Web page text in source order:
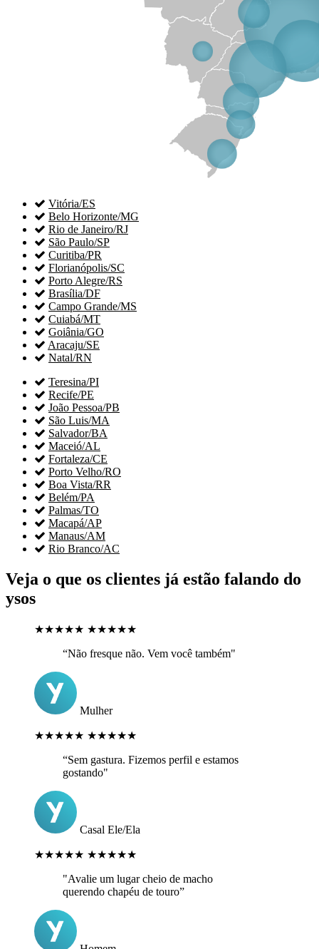
 Vitória/ES
 Belo Horizonte/MG
 Rio de Janeiro/RJ
 São Paulo/SP
 Curitiba/PR
 Florianópolis/SC
 Porto Alegre/RS
 Brasília/DF
 Campo Grande/MS
 Cuiabá/MT
 Goiânia/GO
 Aracaju/SE
 Natal/RN
 Teresina/PI
 Recife/PE
 João Pessoa/PB
 São Luis/MA
 Salvador/BA
 Maceió/AL
 Fortaleza/CE
 Porto Velho/RO
 Boa Vista/RR
 Belém/PA
 Palmas/TO
 Macapá/AP
 Manaus/AM
 Rio Branco/AC
Veja o que os clientes já estão falando do
ysos
★★★★★ ★★★★★
“Não fresque não. Vem você também"
Mulher
★★★★★ ★★★★★
“Sem gastura. Fizemos perfil e estamos
gostando"
Casal Ele/Ela
★★★★★ ★★★★★
"Avalie um lugar cheio de macho
querendo chapéu de touro”